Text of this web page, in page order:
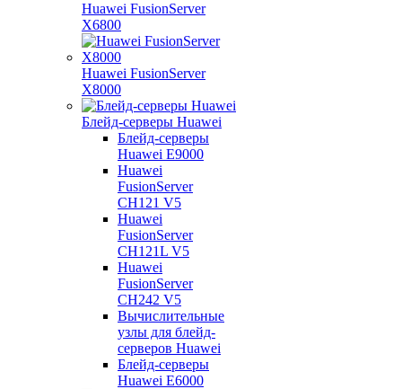
Huawei FusionServer
X6800
Huawei FusionServer
X8000
Блейд-серверы Huawei
Блейд-серверы
Huawei E9000
Huawei
FusionServer
CH121 V5
Huawei
FusionServer
CH121L V5
Huawei
FusionServer
CH242 V5
Вычислительные
узлы для блейд-
серверов Huawei
Блейд-серверы
Huawei E6000